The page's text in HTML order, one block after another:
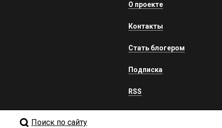
О проекте
Контакты
Стать блогером
Подписка
RSS
Поиск по сайту